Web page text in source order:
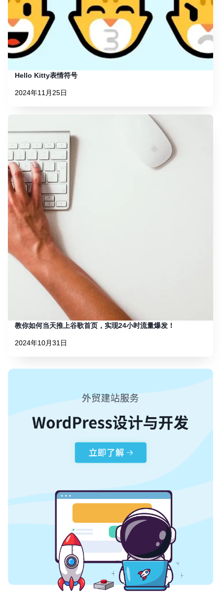
Hello Kitty表情符号
2024年11月25日
教你如何当天推上谷歌首页，实现24小时流量爆发！
2024年10月31日